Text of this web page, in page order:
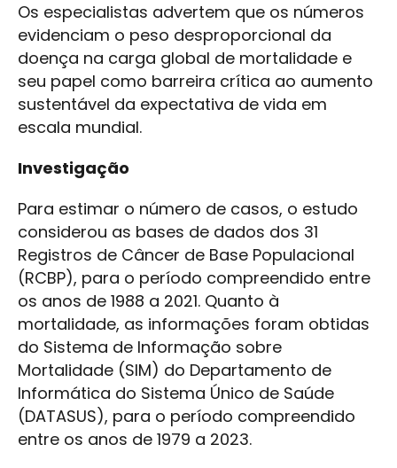
Os especialistas advertem que os números
evidenciam o peso desproporcional da
doença na carga global de mortalidade e
seu papel como barreira crítica ao aumento
sustentável da expectativa de vida em
escala mundial.
Investigação
Para estimar o número de casos, o estudo
considerou as bases de dados dos 31
Registros de Câncer de Base Populacional
(RCBP), para o período compreendido entre
os anos de 1988 a 2021. Quanto à
mortalidade, as informações foram obtidas
do Sistema de Informação sobre
Mortalidade (SIM) do Departamento de
Informática do Sistema Único de Saúde
(DATASUS), para o período compreendido
entre os anos de 1979 a 2023.